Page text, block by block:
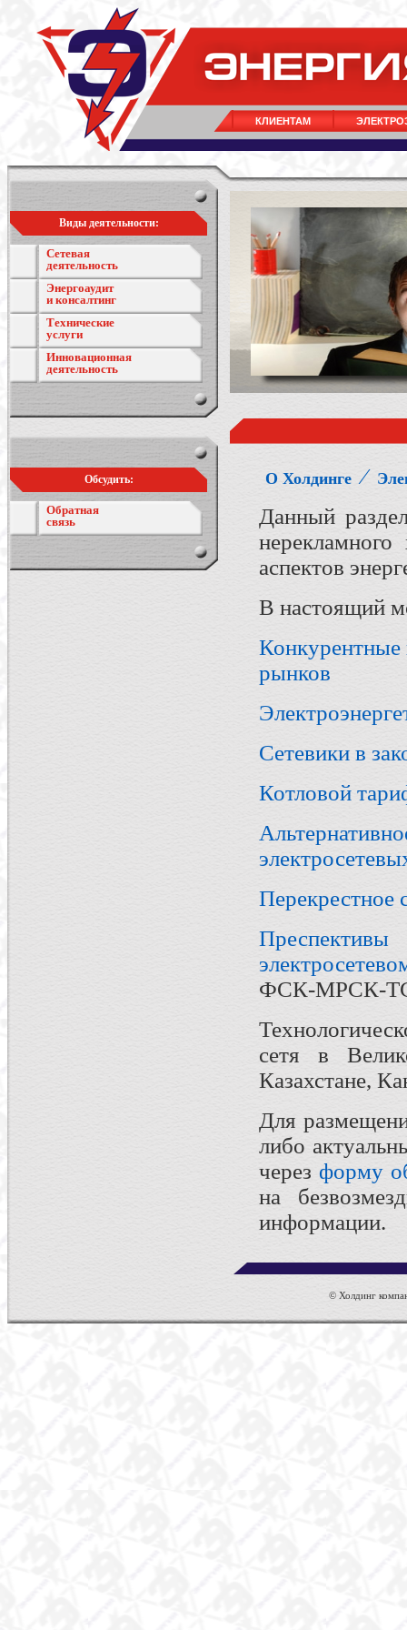
КЛИЕНТАМ
Виды деятельности:
Сетевая
деятельность
Энергоаудит
и консалтинг
Технические
услуги
Инновационная
деятельность
Обсудить:
Обратная
связь
О Холдинге ⁄
Данный
аспектов
В настоящий
Конкурентные
рынков
Сетевики в
Котловой
Перекрестное
ФСК-МРСК-
сетя в
Казахстане,
Для
либо
через форму
на
информации.
© Холдинг